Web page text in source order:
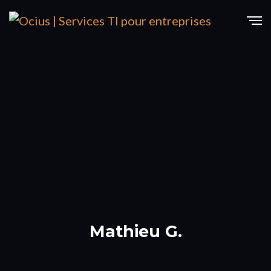
Mathieu G.